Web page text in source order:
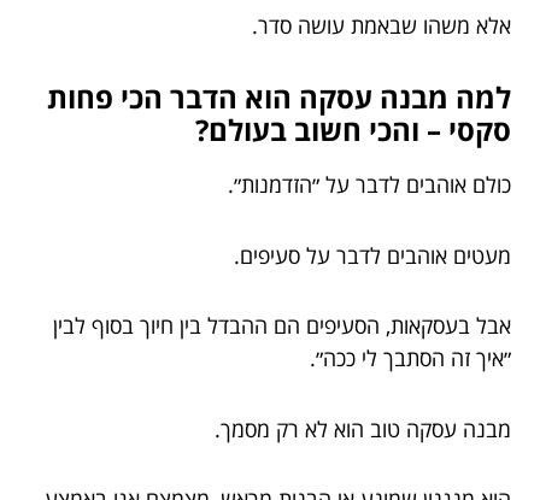
אלא משהו שבאמת עושה סדר.
למה מבנה עסקה הוא הדבר הכי פחות
סקסי – והכי חשוב בעולם?
כולם אוהבים לדבר על ״הזדמנות״.
מעטים אוהבים לדבר על סעיפים.
אבל בעסקאות, הסעיפים הם ההבדל בין חיוך בסוף לבין
״איך זה הסתבך לי ככה״.
מבנה עסקה טוב הוא לא רק מסמך.